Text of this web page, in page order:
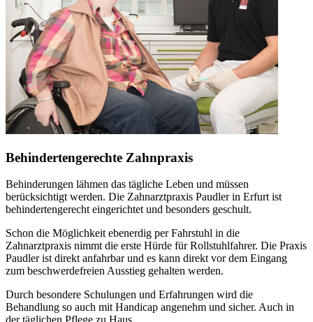
Behindertengerechte Zahnpraxis
Behinderungen lähmen das tägliche Leben und müssen
berücksichtigt werden. Die Zahnarztpraxis Paudler in Erfurt ist
behindertengerecht eingerichtet und besonders geschult.
Schon die Möglichkeit ebenerdig per Fahrstuhl in die
Zahnarztpraxis nimmt die erste Hürde für Rollstuhlfahrer. Die Praxis
Paudler ist direkt anfahrbar und es kann direkt vor dem Eingang
zum beschwerdefreien Ausstieg gehalten werden.
Durch besondere Schulungen und Erfahrungen wird die
Behandlung so auch mit Handicap angenehm und sicher. Auch in